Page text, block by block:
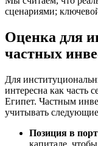
сценариями;
Оценка для
частных
Для
интересна как часть
Египет. Частным
учитывать
Позиция в
капитале,